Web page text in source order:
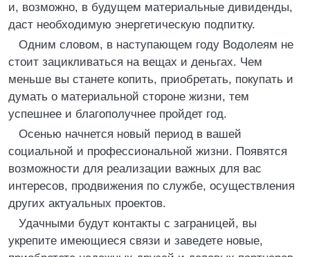
и, возможно, в будущем материальные дивиденды,
даст необходимую энергетическую подпитку.
Одним словом, в наступающем году Водолеям не
стоит зацикливаться на вещах и деньгах. Чем
меньше вы станете копить, приобретать, покупать и
думать о материальной стороне жизни, тем
успешнее и благополучнее пройдет год.
Осенью начнется новый период в вашей
социальной и профессиональной жизни. Появятся
возможности для реализации важных для вас
интересов, продвижения по службе, осуществления
других актуальных проектов.
Удачными будут контакты с заграницей, вы
укрепите имеющиеся связи и заведете новые,